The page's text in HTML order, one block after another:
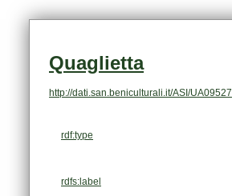
Quaglietta
http://dati.san.beniculturali.it/ASI/UA09527
rdf:type
rdfs:label